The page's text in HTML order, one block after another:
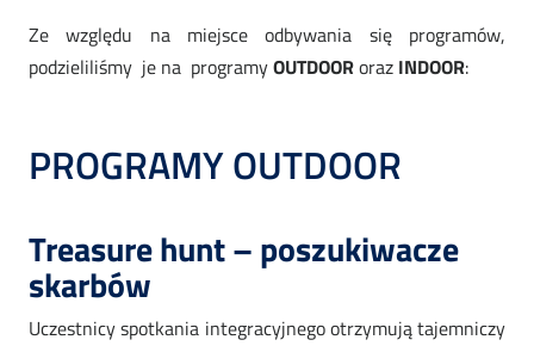
Zapisz
Ze względu na miejsce odbywania się programów,
podzieliliśmy je na programyOUTDOORoraz INDOOR:
PROGRAMY OUTDOOR
Treasure hunt – poszukiwacze
skarbów
Uczestnicy spotkania integracyjnego otrzymują tajemniczy